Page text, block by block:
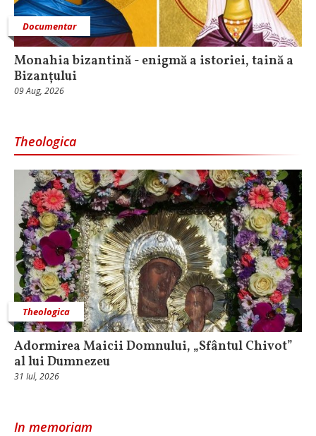
Documentar
Monahia bizantină - enigmă a istoriei, taină a
Bizanțului
09 Aug, 2026
Theologica
Theologica
Adormirea Maicii Domnului, „Sfântul Chivot”
al lui Dumnezeu
31 Iul, 2026
In memoriam